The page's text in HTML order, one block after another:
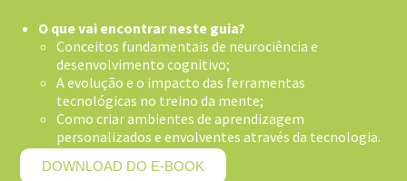
O que vai encontrar neste guia?
Conceitos fundamentais de neurociência e
desenvolvimento cognitivo;
A evolução e o impacto das ferramentas
tecnológicas no treino da mente;
Como criar ambientes de aprendizagem
personalizados e envolventes através da tecnologia.
DOWNLOAD DO E-BOOK